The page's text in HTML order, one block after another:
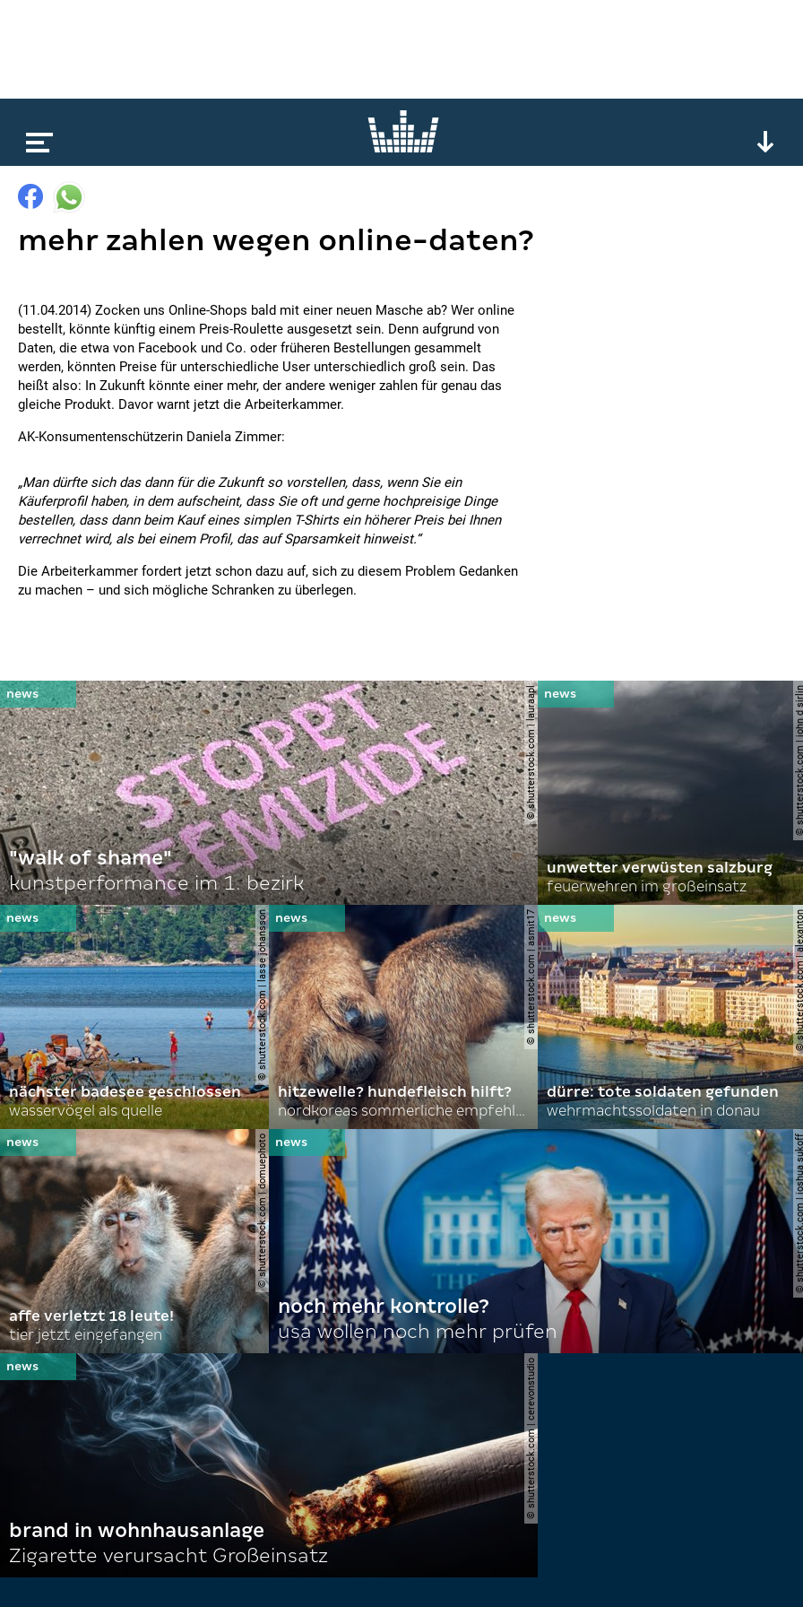
mehr zahlen wegen online-daten?
(11.04.2014) Zocken uns Online-Shops bald mit einer neuen Masche ab? Wer online
bestellt, könnte künftig einem Preis-Roulette ausgesetzt sein. Denn aufgrund von
Daten, die etwa von Facebook und Co. oder früheren Bestellungen gesammelt
werden, könnten Preise für unterschiedliche User unterschiedlich groß sein. Das
heißt also: In Zukunft könnte einer mehr, der andere weniger zahlen für genau das
gleiche Produkt. Davor warnt jetzt die Arbeiterkammer.
AK-Konsumentenschützerin Daniela Zimmer:
„Man dürfte sich das dann für die Zukunft so vorstellen, dass, wenn Sie ein
Käuferprofil haben, in dem aufscheint, dass Sie oft und gerne hochpreisige Dinge
bestellen, dass dann beim Kauf eines simplen T-Shirts ein höherer Preis bei Ihnen
verrechnet wird, als bei einem Profil, das auf Sparsamkeit hinweist.“
Die Arbeiterkammer fordert jetzt schon dazu auf, sich zu diesem Problem Gedanken
zu machen – und sich mögliche Schranken zu überlegen.
© shutterstock.com | lauraapl
"walk of shame"
kunstperformance im 1. bezirk
©
unwetter verwüsten salzburg
feuerwehren im großeinsatz
© shutterstock.com | lasse johansson
nächster badesee geschlossen
wasservögel als quelle
© shutterstock.com | asmit17
hitzewelle? hundefleisch hilft?
nordkoreas sommerliche empfehlungen
©
dürre: tote soldaten gefunden
wehrmachtssoldaten in donau
© shutterstock.com | domuephoto
affe verletzt 18 leute!
tier jetzt eingefangen
©
noch mehr kontrolle?
usa wollen noch mehr prüfen
© shutterstock.com | cerevonstudio
brand in wohnhausanlage
Zigarette verursacht Großeinsatz